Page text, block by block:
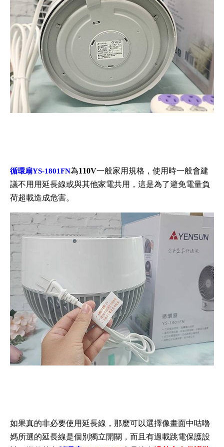
循環扇YS-1801FN為110V一般家用規格，使用時一般會建
議不用用延長線或與其他家電共用，這是為了避免電量負
荷超載造成危害。
如果真的非必要使用延長線，那麼可以選擇像畫面中咕嚕
媽所選的延長線是個別獨立開關，而且有過載跳電保護設